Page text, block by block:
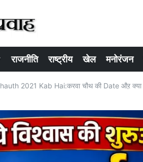
राजनीति राष्ट्रीय खेल मनोरंजन
2021 Kab Hai:करवा चौथ की Date औऱ